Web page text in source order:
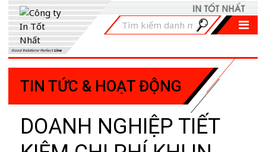
Good Relations-PerfectLine
TIN TỨC & HOẠT ĐỘNG
DOANH NGHIỆP TIẾT